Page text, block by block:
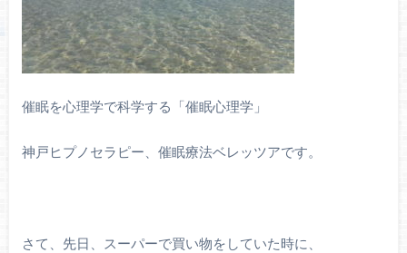
催眠を心理学で科学する「催眠心理学」
神戸ヒプノセラピー、催眠療法ベレッツアです。
さて、先日、スーパーで買い物をしていた時に、